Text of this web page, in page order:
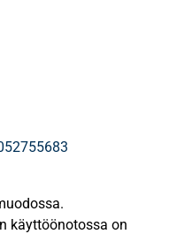
käyttöönotossa on